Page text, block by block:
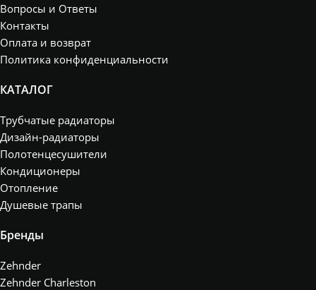
Вопросы и Ответы
Контакты
Оплата и возврат
Политика конфиденциальности
КАТАЛОГ
Трубчатые радиаторы
Дизайн-радиаторы
Полотенцесушители
Кондиционеры
Отопление
Душевые трапы
Бренды
Zehnder
Zehnder Charleston